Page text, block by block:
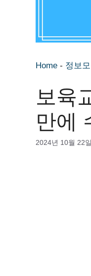
Home - 정보
보육
만에
2024년 10월 22일